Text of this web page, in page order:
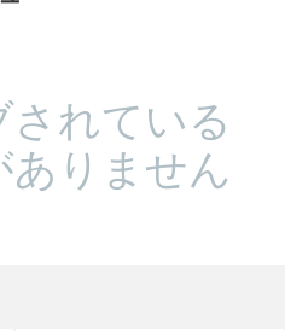
れている
ありません